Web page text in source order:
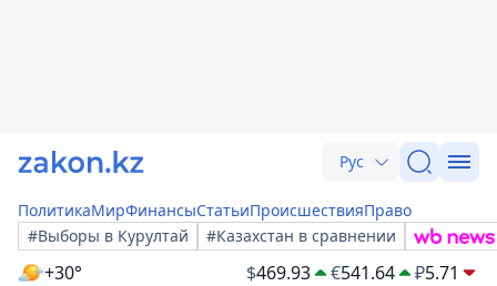
Рус
ПолитикаМирФинансыСтатьиПроисшествияПраво
#Выборы в Курултай
#Казахстан в сравнении
+30° $469.93 €541.64 ₽5.71